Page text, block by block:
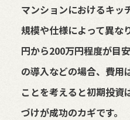
マンションにおけるキッ
規模や仕様によって異な
円から200万円程度が目
の導入などの場合、費用
ことを考えると初期投資
づけが成功のカギです。